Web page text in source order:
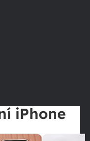
iPhone